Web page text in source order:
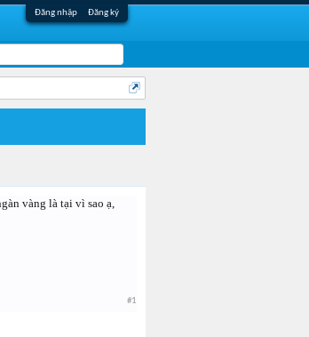
Đăng nhập Đăng ký
vàng là tại vì sao ạ,
#1